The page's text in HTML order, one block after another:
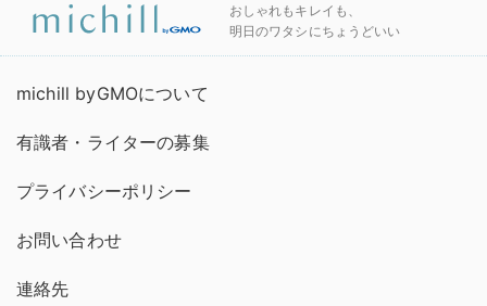
おしゃれもキレイも、
明日のワタシにちょうどいい
michill byGMOについて
有識者・ライターの募集
プライバシーポリシー
お問い合わせ
連絡先